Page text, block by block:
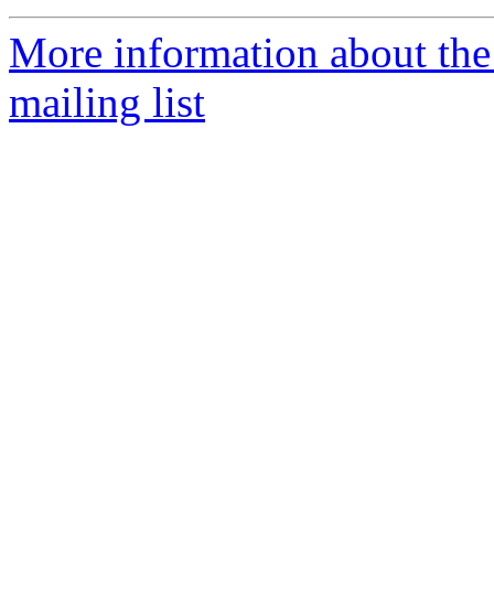
More information about
mailing list